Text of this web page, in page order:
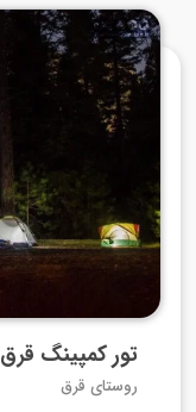
تور کمپینگ قرق
روستای قرق